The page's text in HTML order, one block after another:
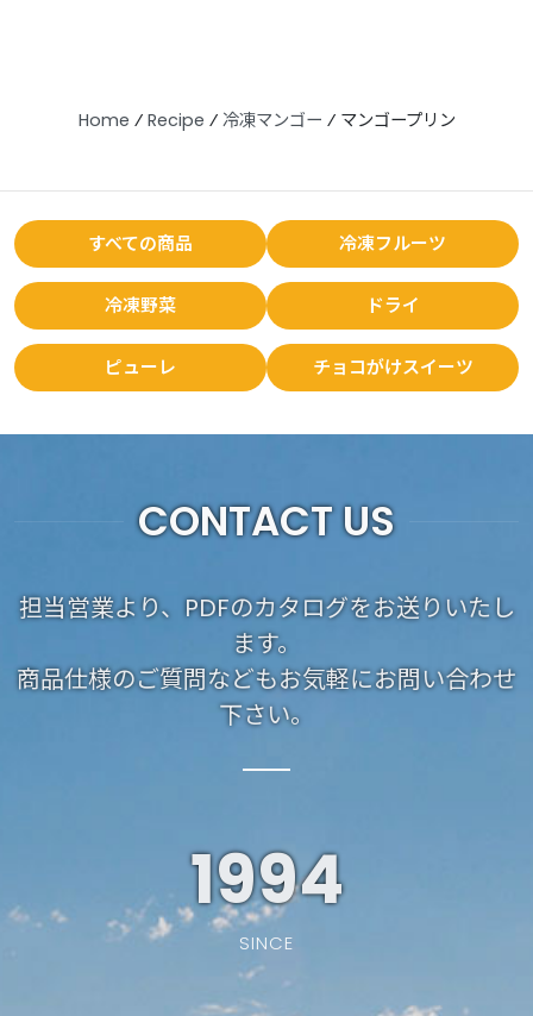
Home ⁄ Recipe ⁄ 冷凍マンゴー ⁄ マンゴープリン
すべての商品 冷凍フルーツ
冷凍野菜 ドライ
ピューレ チョコがけスイーツ
CONTACT US
担当営業より、PDFのカタログをお送りいたし
ます。
商品仕様のご質問などもお気軽にお問い合わせ
下さい。
1994
SINCE